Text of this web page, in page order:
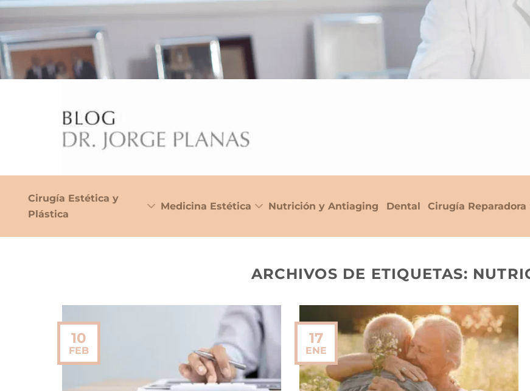
Cirugía Estética y
Plástica
Medicina Estética Nutrición y Antiaging Dental Cirugía Reparadora
ARCHIVOS DE ETIQUETAS:
10
FEB
17
ENE